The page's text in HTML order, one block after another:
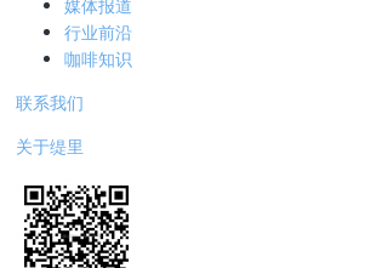
媒体报道
行业前沿
咖啡知识
联系我们
关于缇里